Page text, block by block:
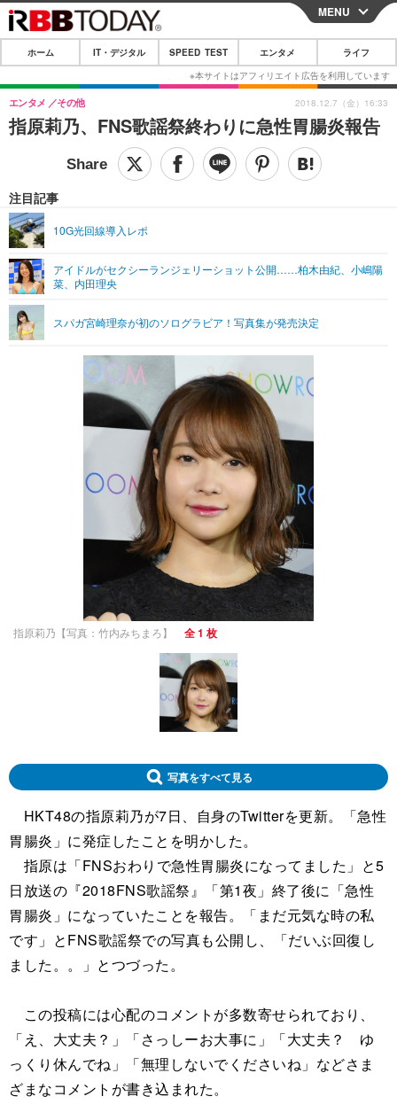
CLOSE
ホーム
IT・デジタル
IT・デジタルTOP スマートフォン
ネタ ガジェット・ツール
SPEED TEST
エンタメ
音楽 スポーツ
ライフ
ペット ショッピング
その他
リリース一覧
プッシュ通知の停止方法
MENU
ホーム IT・デジタル SPEED TEST エンタメ ライフ
指原莉乃、FNS歌謡祭終わりに急性胃腸炎報告
エンタメ その他
注目記事
10G光回線導入レポ
アイドルがセクシーランジェリーショット公開……柏木由紀、小嶋陽
菜、内田理央
スパガ宮崎理奈が初のソログラビア！写真集が発売決定
2018.12.7（金）16:33
指原莉乃【写真：竹内みちまろ】 全 1 枚
写真をすべて見る
HKT48の指原莉乃が7日、自身のTwitterを更新。「急性
胃腸炎」に発症したことを明かした。
指原は「FNSおわりで急性胃腸炎になってました」と5
日放送の『2018FNS歌謡祭』「第1夜」終了後に「急性
胃腸炎」になっていたことを報告。「まだ元気な時の私
です」とFNS歌謡祭での写真も公開し、「だいぶ回復し
ました。。」とつづった。
この投稿には心配のコメントが多数寄せられており、
「え、大丈夫？」「さっしーお大事に」「大丈夫？ ゆ
っくり休んでね」「無理しないでくださいね」などさま
ざまなコメントが書き込まれた。